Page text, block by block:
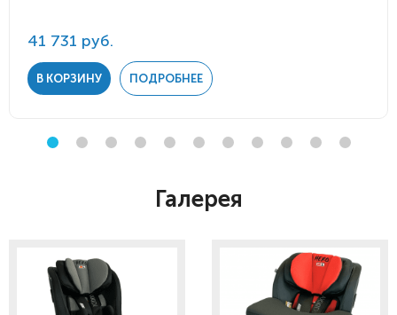
41 731 руб.
В КОРЗИНУ ПОДРОБНЕЕ
Галерея